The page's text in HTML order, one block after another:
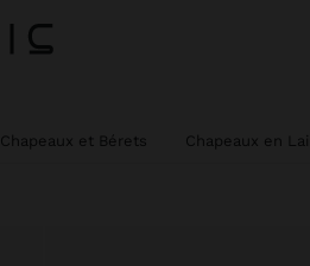
Chapeaux et Bérets Chapeaux en